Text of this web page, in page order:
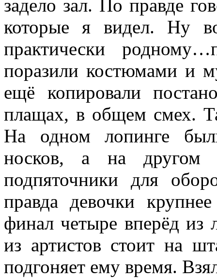
задело зал. По правде
которые я видел. Ну
практически
поразили костюмами и
ещё копировали
плащах, в общем смех.
На одном лопинге
носков, а на другом
подпяточники для
правда девочки
финал четыре вперёд из
из артистов стоит на
подгоняет ему время.